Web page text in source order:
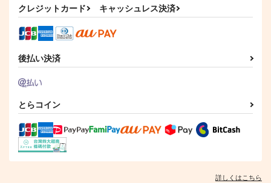
787円（税込）
燭台切光忠
サンプル
作品詳細
惣菜パック
629円（税込）
クレジットカード キャッシュレス決済
後払い決済
とらコイン
詳しくはこちら